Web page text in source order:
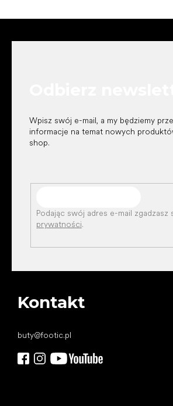
Wpisz swój e-mail, a my będziemy
informacje na temat nowych
shop.
Podając swój adres e-mail zgadzasz
prywatności.
Kontakt
buty@footic.pl